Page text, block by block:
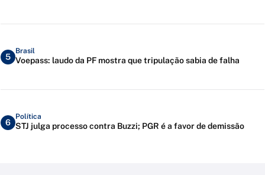
5
Brasil
Voepass: laudo da PF mostra que tripulação sabia de falha
6
Política
STJ julga processo contra Buzzi; PGR é a favor de demissão